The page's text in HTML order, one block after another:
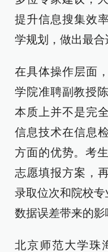
提升信息搜集效
学规划，做出最合
在具体操作层面
学院准聘副教授
本质上并不是完
信息技术在信息
方面的优势。考
志愿填报方案，
录取位次和院校
数据误差带来的影
北京师范大学珠